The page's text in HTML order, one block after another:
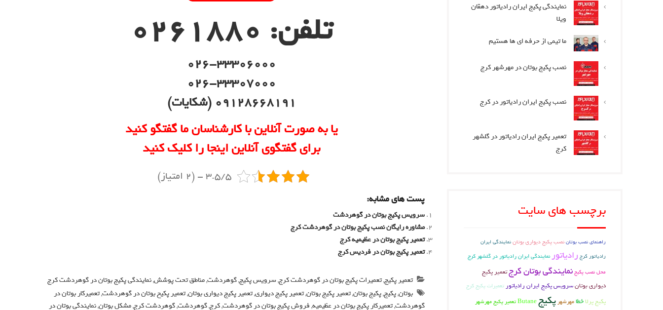
تلفن: 0261880
026-33306000
026-33307000
09128668191 (شکایات)
یا به صورت آنلاین با کارشناسان ما گفتگو کنید
برای گفتگوی آنلاین اینجا را کلیک کنید
3.5/5 - (2 امتیاز)
پست های مشابه:
سرویس پکیج بوتان در گوهردشت
مشاوره رایگان نصب پکیج بوتان در گوهردشت کرج
تعمیر پکیج بوتان در عظیمیه کرج
تعمیر پکیج بوتان در فردیس کرج
تعمیر پکیج,تعمیرات پکیج بوتان در گوهردشت کرج,سرویس پکیج,گوهردشت,مناطق تحت پوشش,نمایندگی پکیج بوتان در گوهردشت کرج
بوتان,پکیج,پکیج بوتان,تعمیر پکیج بوتان,تعمیر پکیج دیواری,تعمیر پکیج دیواری بوتان,تعمیر پکیح بوتان در گوهردشت,تعمیرکار بوتان در
گوهردشت,تعمیرکار پکیج بوتان در عظیمیه,فروش پکیج بوتان در گوهردشت,کرج,گوهردشت,گوهردشت کرج,مشکل بوتان,نمایندگی بوتان در
نمایندگی پکیج ایران رادیاتور دهقان
ویلا
ما تیمی از حرفه ای ها هستیم
نصب پکیج بوتان در مهرشهر کرج
نصب پکیج ایران رادیاتور در کرج
تعمیر پکیج ایران رادیاتور در گلشهر
کرج
برچسب های سایت
راهنمای نصب بوتاننصب پکیج دیواری بوتاننمایندگی ایران
رادیاتور کرج رادیاتورنمایندگی ایران رادیاتور در گلشهر کرج
محل نصب پکیجنمایندگی بوتان کرجتعمیر پکیج
دیواری بوتانسرویس پکیج ایران رادیاتور تعمیرات پکیج کرج
پکیج پرلا خطامهرشهر پکیجButaneتعمیر پکیج مهرشهر